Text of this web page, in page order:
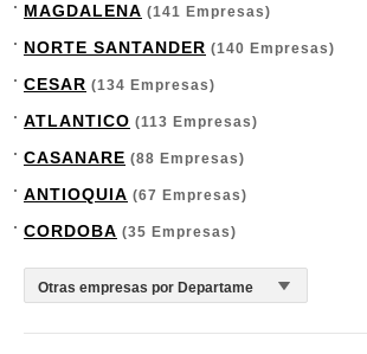
MAGDALENA (141 Empresas)
NORTE SANTANDER (140 Empresas)
CESAR (134 Empresas)
ATLANTICO (113 Empresas)
CASANARE (88 Empresas)
ANTIOQUIA (67 Empresas)
CORDOBA (35 Empresas)